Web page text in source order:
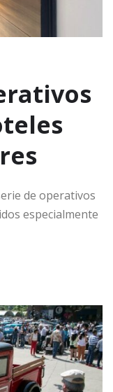
de operativos
especialmente